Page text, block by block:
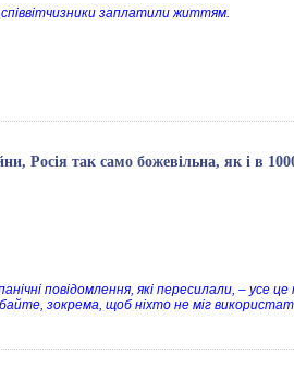
заплатили життям.
Росія так само божевільна, як і в
повідомлення, які пересилали, – усе
зокрема, щоб ніхто не міг